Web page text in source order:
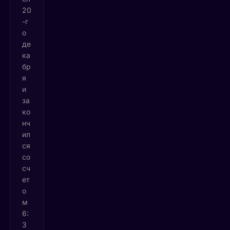
20
-г
о
де
ка
бр
я
и
за
ко
нч
ил
ся
со
сч
ет
о
м
6:
3